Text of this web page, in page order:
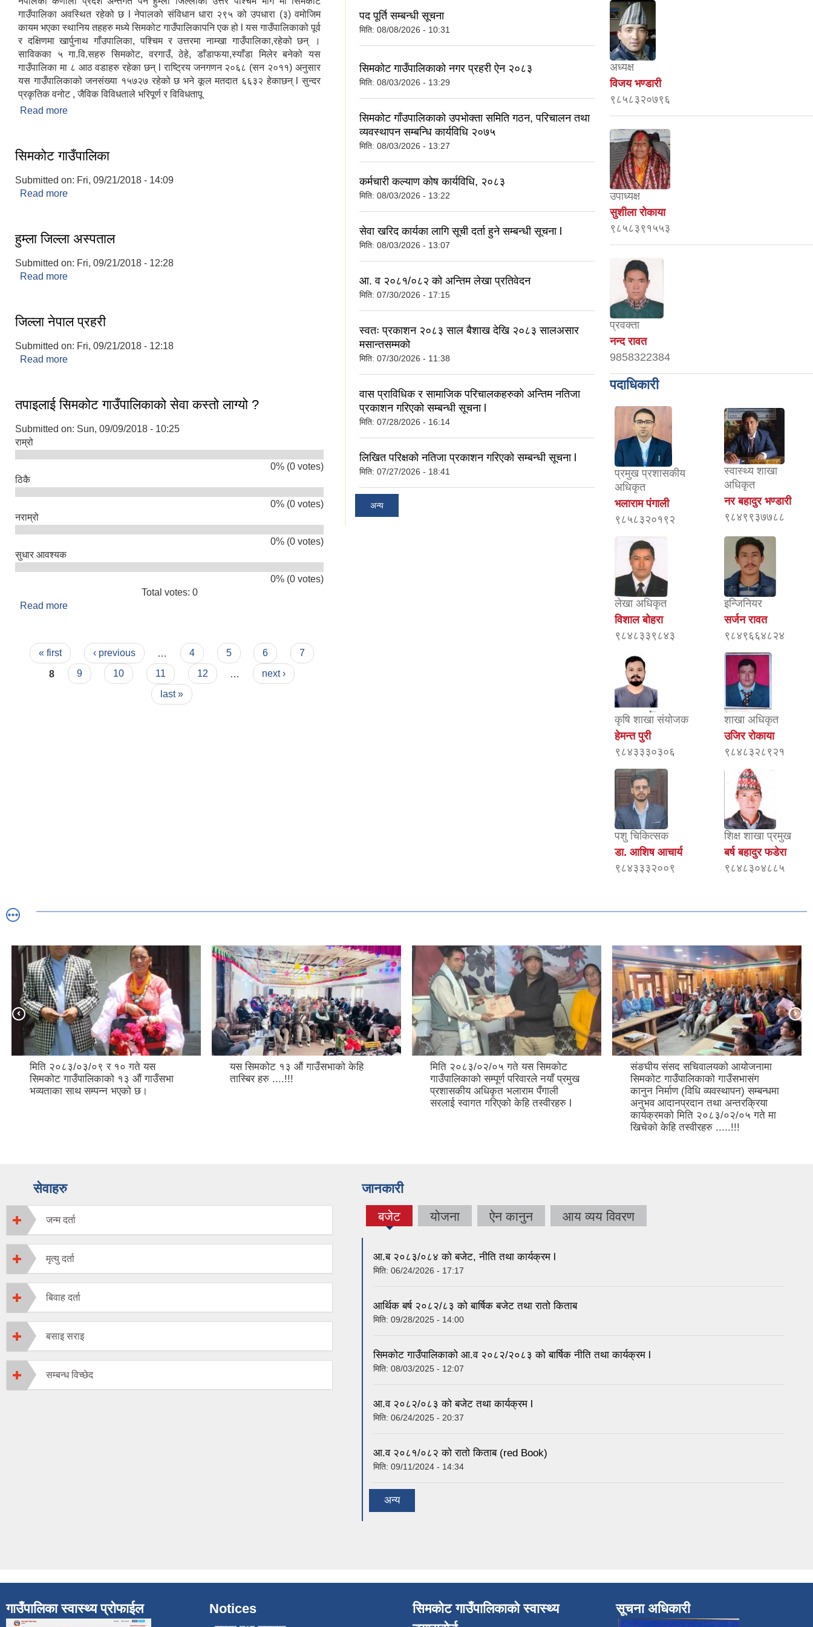
गाउँपालिका अवस्थित रहेको छ l नेपालको संविधान धारा २९५ को उपधारा (३) वमोजिम
कायम भएका स्थानिय तहहरु मध्ये सिमकोट गाउँपालिकापनि एक हो l यस गाउँपालिकाको पूर्व
र दक्षिणमा खार्पुनाथ गाँउपालिका, पश्‍चिम र उत्तरमा नाम्खा गाउँपालिका,रहेको छन् ।
साविकका ५ गा.वि.सहरु सिमकोट, वरगाउँ, ठेहे, डाँडाफया,स्याँडा मिलेर बनेको यस
गाउँपालिका मा ८ आठ वडाहरु रहेका छन् l राष्ट्रिय जनगणन २०६८ (सन २०११) अनुसार
यस गाउँपालिकाको जनसंख्या १५७२७ रहेको छ भने कूल मतदात ६६३२ हेकाछन् l सुन्दर
प्रकृतिक वनोट , जैविक विविधताले भरिपूर्ण र विविधतापू
Read more
सिमकोट गाउँपालिका
Submitted on: Fri, 09/21/2018 - 14:09
Read more
हुम्ला जिल्ला अस्पताल
Submitted on: Fri, 09/21/2018 - 12:28
Read more
जिल्ला नेपाल प्रहरी
Submitted on: Fri, 09/21/2018 - 12:18
Read more
तपाइलाई सिमकोट गाउँपालिकाको सेवा कस्तो लाग्यो ?
Submitted on: Sun, 09/09/2018 - 10:25
राम्रो
0% (0 votes)
ठिकै
0% (0 votes)
नराम्रो
0% (0 votes)
सुधार आवश्यक
0% (0 votes)
Total votes: 0
Read more
Pages
« first ‹ previous 4 5 6
7
8
9 10 11 12
next ›
last »
पद पूर्ति सम्बन्धी सूचना
मिति: 08/08/2026 - 10:31
सिमकोट गाउँपालिकाको नगर प्रहरी ऐन २०८३
मिति: 08/03/2026 - 13:29
सिमकोट गाँउपालिकाको उपभोक्ता समिति गठन, परिचालन तथा
व्यवस्थापन सम्बन्धि कार्यविधि २०७५
मिति: 08/03/2026 - 13:27
कर्मचारी कल्याण कोष कार्यविधि, २०८३
मिति: 08/03/2026 - 13:22
सेवा खरिद कार्यका लागि सूची दर्ता हुने सम्बन्धी सूचना l
मिति: 08/03/2026 - 13:07
आ. व २०८१/०८२ को अन्तिम लेखा प्रतिवेदन
मिति: 07/30/2026 - 17:15
स्वतः प्रकाशन २०८३ साल बैशाख देखि २०८३ सालअसार
मसान्तसम्मको
मिति: 07/30/2026 - 11:38
वास प्राविधिक र सामाजिक परिचालकहरुको अन्तिम नतिजा
प्रकाशन गरिएको सम्बन्धी सूचना l
मिति: 07/28/2026 - 16:14
लिखित परिक्षको नतिजा प्रकाशन गरिएको सम्बन्धी सूचना l
मिति: 07/27/2026 - 18:41
अन्य
अध्यक्ष
विजय भण्डारी
९८५८३२०७९६
उपाध्यक्ष
सुशीला रोकाया
९८५८३९१५५३
प्रवक्ता
नन्द रावत
9858322384
पदाधिकारी
प्रमुख प्रशासकीय
अधिकृत
भलाराम पंगाली
९८५८३२०१९२
स्वास्थ्य शाखा
अधिकृत
नर बहादुर भण्डारी
९८४९९३७७८८
लेखा अधिकृत
विशाल बोहरा
९८४८३३९८४३
इन्जिनियर
सर्जन रावत
९८४९६६४८२४
कृषि शाखा संयोजक
हेमन्त पुरी
९८४३३३०३०६
शाखा अधिकृत
उजिर रोकाया
९८४८३२८९२१
पशु चिकित्सक
डा. आशिष आचार्य
९८४३३३२००९
शिक्ष शाखा प्रमुख
बर्ष बहादुर फडेरा
९८४८३०४८८५
मिति २०८३/०३/०९ र १० गते यस
सिमकोट गाउँपालिकाको १३ औं गाउँसभा
भव्यताका साथ सम्पन्न भएको छ।
यस सिमकोट १३ औं गाउँसभाको केहि
तास्बिर हरु ....!!!
मिति २०८३/०२/०५ गते यस सिमकोट
गाउँपालिकाको सम्पूर्ण परिवारले नयाँ प्रमुख
प्रशासकीय अधिकृत भलाराम पँगाली
सरलाई स्वागत गरिएको केहि तस्वीरहरु l
संङघीय संसद सचिवालयको आयोजनामा
सिमकोट गाउँपालिकाको गाउँसभासंग
कानुन निर्माण (विधि व्यवस्थापन) सम्बन्धमा
अनुभव आदानप्रदान तथा अन्तरक्रिया
कार्यक्रमको मिति २०८३/०२/०५ गते मा
खिचेको केहि तस्वीरहरु .....!!!
सेवाहरु
जन्म दर्ता
मृत्यु दर्ता
बिवाह दर्ता
बसाइ सराइ
सम्बन्ध विच्छेद
जानकारी
बजेट
(active
योजना ऐन कानुन आय व्यय विवरण
आ.ब २०८३/०८४ को बजेट, नीति तथा कार्यक्रम l
मिति: 06/24/2026 - 17:17
आर्थिक बर्ष २०८२/८३ को बार्षिक बजेट तथा रातो किताब
मिति: 09/28/2025 - 14:00
सिमकोट गाउँपालिकाको आ.व २०८२/२०८३ को बार्षिक नीति तथा कार्यक्रम l
मिति: 08/03/2025 - 12:07
आ.व २०८२/०८३ को बजेट तथा कार्यक्रम l
मिति: 06/24/2025 - 20:37
आ.व २०८१/०८२ को रातो किताब (red Book)
मिति: 09/11/2024 - 14:34
अन्य
गाउँपालिका स्वास्थ्य प्रोफाईल Notices
सिमकोट गाउँपालिकाको स्वास्थ्य
सूचना अधिकारी